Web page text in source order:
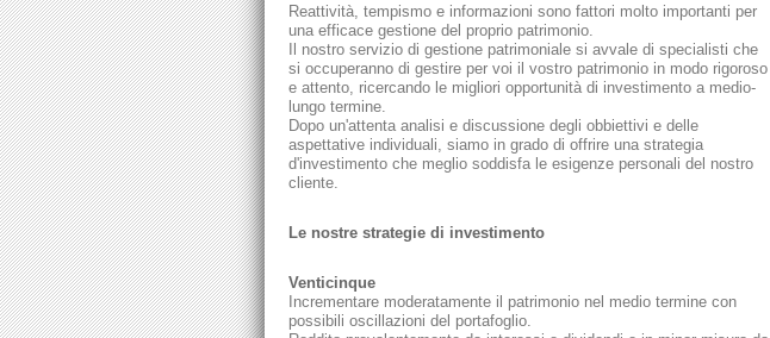
Reattività, tempismo e informazioni sono fattori molto importanti per
una efficace gestione del proprio patrimonio.
Il nostro servizio di gestione patrimoniale si avvale di specialisti che
si occuperanno di gestire per voi il vostro patrimonio in modo rigoroso
e attento, ricercando le migliori opportunità di investimento a medio-
lungo termine.
Dopo un'attenta analisi e discussione degli obbiettivi e delle
aspettative individuali, siamo in grado di offrire una strategia
d'investimento che meglio soddisfa le esigenze personali del nostro
cliente.
Le nostre strategie di investimento
Venticinque
Incrementare moderatamente il patrimonio nel medio termine con
possibili oscillazioni del portafoglio.